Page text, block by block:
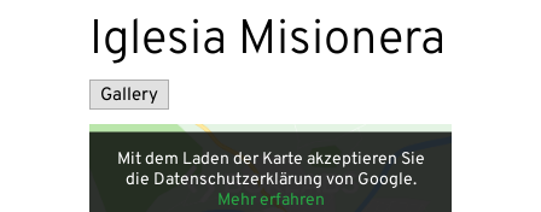
Iglesia Misionera
Gallery
Mit dem Laden der Karte akzeptieren Sie
die Datenschutzerklärung von Google.
Mehr erfahren